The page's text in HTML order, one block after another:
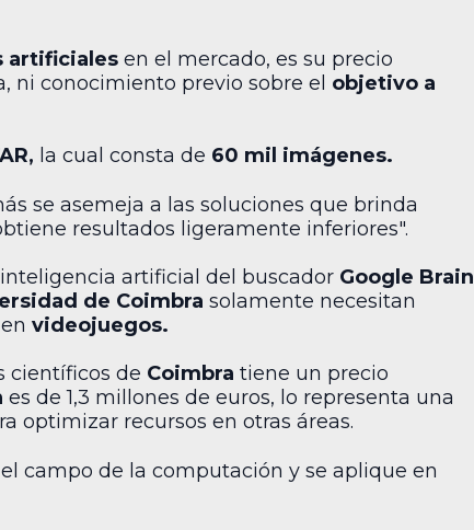
artificiales en el mercado, es su precio
ni conocimiento previo sobre el objetivo a
la cual consta de 60 mil imágenes.
se asemeja a las soluciones que brinda
resultados ligeramente inferiores".
artificial del buscador Google Brain
de Coimbra solamente necesitan
videojuegos.
científicos de Coimbra tiene un precio
es de 1,3 millones de euros, lo representa una
optimizar recursos en otras áreas.
campo de la computación y se aplique en